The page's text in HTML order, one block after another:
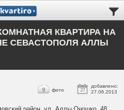
КВАРТИРА НА
СЕВАСТОПОЛЯ АЛЛЫ
27
добавлено:
27.06.2013
9 фото